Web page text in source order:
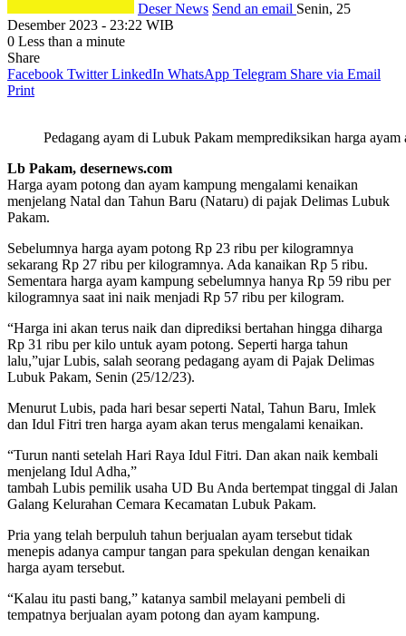
Deser News Send an email Senin, 25
Desember 2023 - 23:22 WIB
0 Less than a minute
Share
Facebook Twitter LinkedIn WhatsApp Telegram Share via Email
Print
Pedagang ayam di Lubuk Pakam memprediksikan harga
Lb Pakam, desernews.com
Harga ayam potong dan ayam kampung mengalami kenaikan
menjelang Natal dan Tahun Baru (Nataru) di pajak Delimas Lubuk
Pakam.
Sebelumnya harga ayam potong Rp 23 ribu per kilogramnya
sekarang Rp 27 ribu per kilogramnya. Ada kanaikan Rp 5 ribu.
Sementara harga ayam kampung sebelumnya hanya Rp 59 ribu per
kilogramnya saat ini naik menjadi Rp 57 ribu per kilogram.
“Harga ini akan terus naik dan diprediksi bertahan hingga diharga
Rp 31 ribu per kilo untuk ayam potong. Seperti harga tahun
lalu,”ujar Lubis, salah seorang pedagang ayam di Pajak Delimas
Lubuk Pakam, Senin (25/12/23).
Menurut Lubis, pada hari besar seperti Natal, Tahun Baru, Imlek
dan Idul Fitri tren harga ayam akan terus mengalami kenaikan.
“Turun nanti setelah Hari Raya Idul Fitri. Dan akan naik kembali
menjelang Idul Adha,”
tambah Lubis pemilik usaha UD Bu Anda bertempat tinggal di Jalan
Galang Kelurahan Cemara Kecamatan Lubuk Pakam.
Pria yang telah berpuluh tahun berjualan ayam tersebut tidak
menepis adanya campur tangan para spekulan dengan kenaikan
harga ayam tersebut.
“Kalau itu pasti bang,” katanya sambil melayani pembeli di
tempatnya berjualan ayam potong dan ayam kampung.